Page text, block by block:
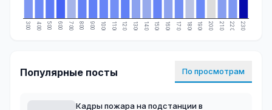
3:00 4:00 5:00 6:00 7:00 8:00 9:00 10:00 11:00 12:00 13:00 14:00 15:00 16:00 17:00 18:00 19:00 20:00 21:00 22:00 23:00
Популярные посты По просмотрам
Кадры пожара на подстанции в